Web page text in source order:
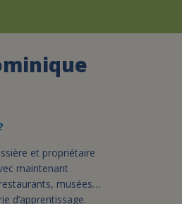
et propriétaire
maintenant
musées…
d’apprentissage.